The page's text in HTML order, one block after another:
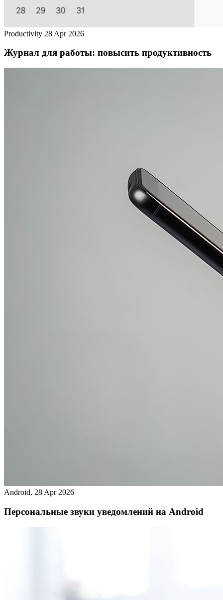
Productivity 28 Apr 2026
Журнал для работы: повысить продуктивность
Android. 28 Apr 2026
Персональные звуки уведомлений на Android